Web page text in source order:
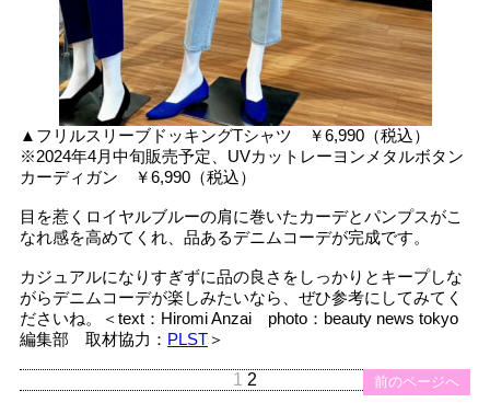
▲フリルスリーブドッキングTシャツ ￥6,990（税込）
※2024年4月中旬販売予定、UVカットレーヨンメタルボタン
カーディガン ￥6,990（税込）
目を惹くロイヤルブルーの肩に巻いたカーデとパンプスがこ
なれ感を高めてくれ、品あるデニムコーデが完成です。
カジュアルになりすぎずに品の良さをしっかりとキープしな
がらデニムコーデが楽しみたいなら、ぜひ参考にしてみてく
ださいね。＜text：Hiromi Anzai photo：beauty news tokyo
編集部 取材協力： PLST＞
前のページへ
1 2